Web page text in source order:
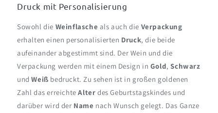
Druck mit Personalisierung
Sowohl die Weinflasche als auch die Verpackung
erhalten einen personalisierten Druck, die beide
aufeinander abgestimmt sind. Der Wein und die
Verpackung werden mit einem Design in Gold,Schwarz
undWeiß bedruckt. Zu sehen ist in großen goldenen
Zahl das erreichteAlter des Geburtstagskindes und
darüber wird der Name nach Wunsch gelegt. Das Ganze